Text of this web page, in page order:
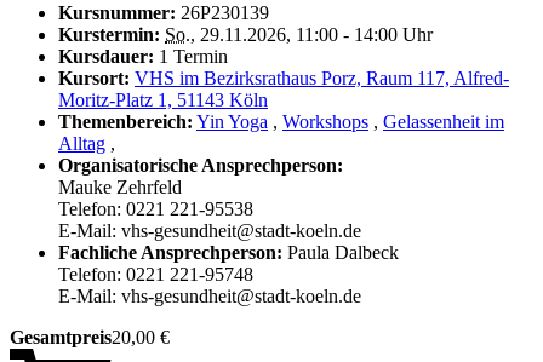
Kursnummer: 26P230139
Kurstermin: So., 29.11.2026, 11:00 - 14:00 Uhr
Kursdauer: 1 Termin
Kursort: VHS im Bezirksrathaus Porz, Raum 117, Alfred-
Moritz-Platz 1, 51143 Köln
Themenbereich: Yin Yoga , Workshops , Gelassenheit im
Alltag ,
Organisatorische Ansprechperson:
Mauke Zehrfeld
Telefon: 0221 221-95538
E-Mail: vhs-gesundheit@stadt-koeln.de
Fachliche Ansprechperson: Paula Dalbeck
Telefon: 0221 221-95748
E-Mail: vhs-gesundheit@stadt-koeln.de
Gesamtpreis20,00 €